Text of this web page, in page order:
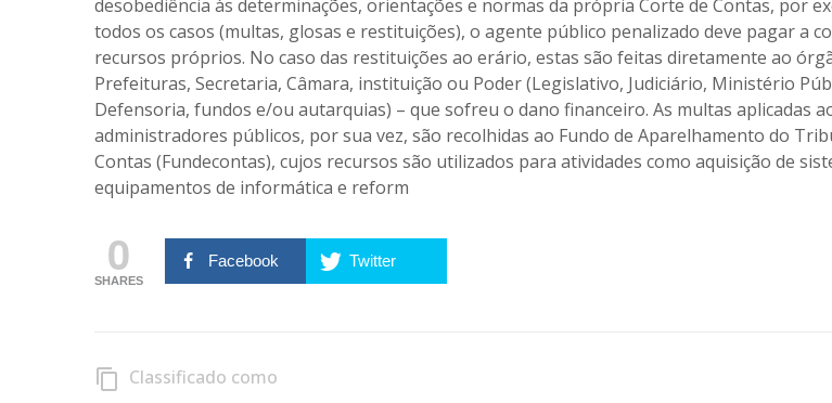
desobediência às determinações, orientações e normas da própria Corte de Contas, por
todos os casos (multas, glosas e restituições), o agente público penalizado deve pagar a
recursos próprios. No caso das restituições ao erário, estas são feitas diretamente ao
Prefeituras, Secretaria, Câmara, instituição ou Poder (Legislativo, Judiciário, Ministério
Defensoria, fundos e/ou autarquias) – que sofreu o dano financeiro. As multas aplicadas
administradores públicos, por sua vez, são recolhidas ao Fundo de Aparelhamento do
Contas (Fundecontas), cujos recursos são utilizados para atividades como aquisição de
equipamentos de informática e reform
0
SHARES
Facebook Twitter
content_copy Classificado como